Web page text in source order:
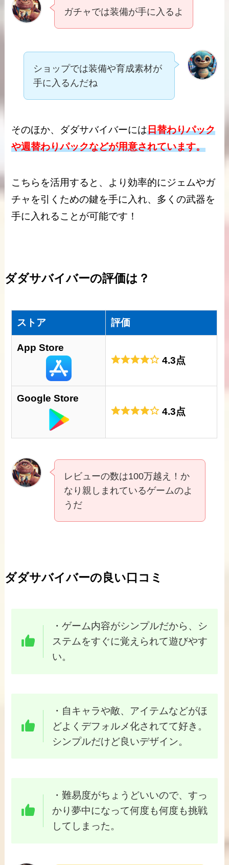
ガチャでは装備が手に入るよ
ショップでは装備や育成素材が
手に入るんだね
そのほか、ダダサバイバーには日替わりパック
や週替わりパックなどが用意されています。
こちらを活用すると、より効率的にジェムやガ
チャを引くための鍵を手に入れ、多くの武器を
手に入れることが可能です！
ダダサバイバーの評価は？
ストア 評価
App Store
4.3点
Google Store
4.3点
レビューの数は100万越え！か
なり親しまれているゲームのよ
うだ
ダダサバイバーの良い口コミ
・ゲーム内容がシンプルだから、シ
ステムをすぐに覚えられて遊びやす
い。
・自キャラや敵、アイテムなどがほ
どよくデフォルメ化されてて好き。
シンプルだけど良いデザイン。
・難易度がちょうどいいので、すっ
かり夢中になって何度も何度も挑戦
してしまった。